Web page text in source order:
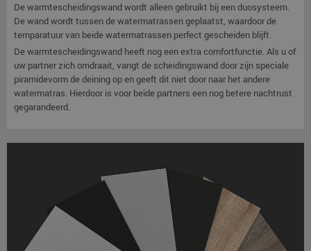
De warmtescheidingswand wordt alleen gebruikt bij een duosysteem.
De wand wordt tussen de watermatrassen geplaatst, waardoor de
temparatuur van beide watermatrassen perfect gescheiden blijft.
De warmtescheidingswand heeft nog een extra comfortfunctie. Als u of
uw partner zich omdraait, vangt de scheidingswand door zijn speciale
piramidevorm de deining op en geeft dit niet door naar het andere
watermatras. Hierdoor is voor beide partners een nog betere nachtrust
gegarandeerd.